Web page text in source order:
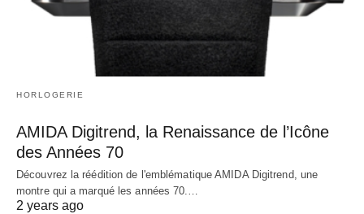
HORLOGERIE
AMIDA Digitrend, la Renaissance de l’Icône
des Années 70
Découvrez la réédition de l'emblématique AMIDA Digitrend, une
montre qui a marqué les années 70.…
2 years ago